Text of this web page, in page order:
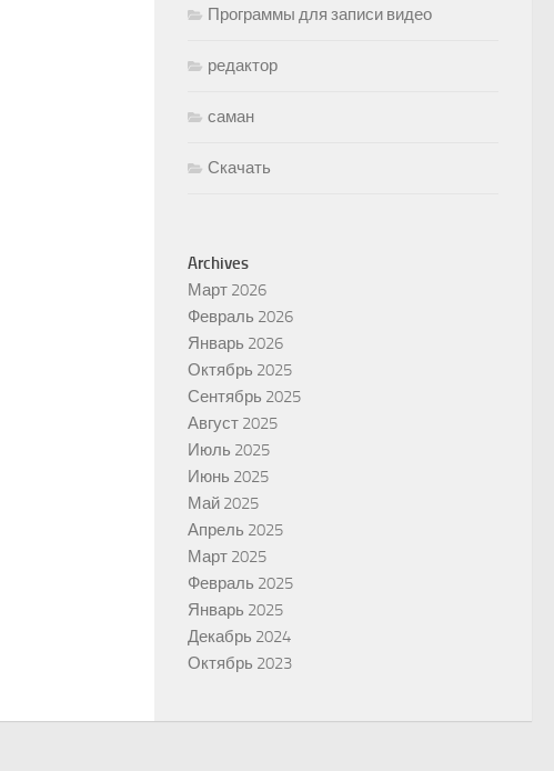
Программы для записи видео
редактор
саман
Скачать
Archives
Март 2026
Февраль 2026
Январь 2026
Октябрь 2025
Сентябрь 2025
Август 2025
Июль 2025
Июнь 2025
Май 2025
Апрель 2025
Март 2025
Февраль 2025
Январь 2025
Декабрь 2024
Октябрь 2023